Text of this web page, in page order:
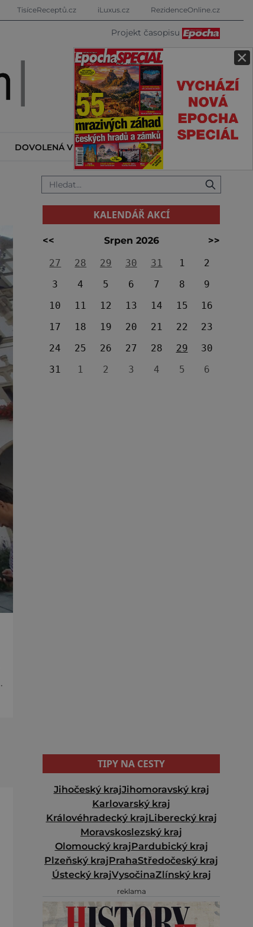
×
TisíceReceptů.cz iLuxus.cz RezidenceOnline.cz
Projekt časopisu
DOVOLENÁ V ZAHRANIČÍ KALENDÁŘ AKCÍ
KALENDÁŘ AKCÍ
<< Srpen 2026
>>
27
28 29 30 31 1
2
3
4 5 6 7 8
9
10
11 12 13 14 15
16
17
18 19 20 21 22
23
24
25 26 27 28 29
30
31
1 2 3 4 5 6
TIPY NA CESTY
Jihočeský krajJihomoravský kraj
Karlovarský kraj
Královéhradecký krajLiberecký kraj
Moravskoslezský kraj
Olomoucký krajPardubický kraj
Plzeňský krajPrahaStředočeský kraj
Ústecký krajVysočinaZlínský kraj
reklama